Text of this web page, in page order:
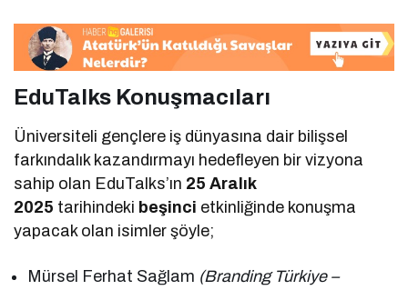
EduTalks Konuşmacıları
Üniversiteli gençlere iş dünyasına dair bilişsel
farkındalık kazandırmayı hedefleyen bir vizyona
sahip olan EduTalks’ın 25 Aralık
2025 tarihindeki beşinci etkinliğinde konuşma
yapacak olan isimler şöyle;
Mürsel Ferhat Sağlam (Branding Türkiye –